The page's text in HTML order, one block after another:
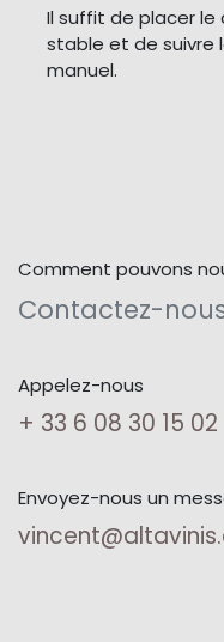
Il suffit de placer le
stable et de suivre
manuel.
Comment pouvons
Contactez-
Appelez-nous
+ 33 6 08 30 15 02
Envoyez-nous un